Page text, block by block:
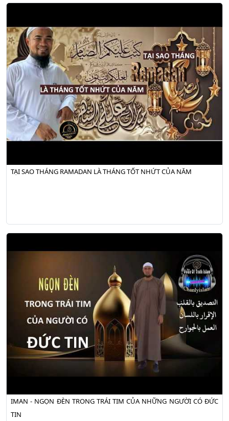
TẠI SAO THÁNG RAMADAN LÀ THÁNG TỐT NHỨT CỦA NĂM
IMAN - NGỌN ĐÈN TRONG TRÁI TIM CỦA NHỮNG NGƯỜI CÓ ĐỨC
TIN